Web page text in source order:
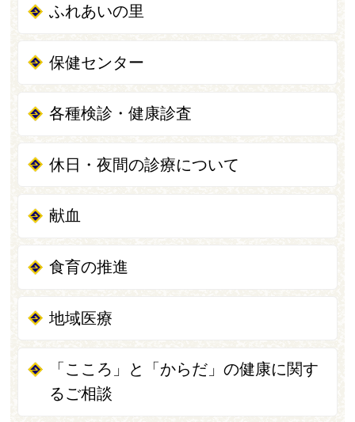
ふれあいの里
保健センター
各種検診・健康診査
休日・夜間の診療について
献血
食育の推進
地域医療
「こころ」と「からだ」の健康に関す
るご相談